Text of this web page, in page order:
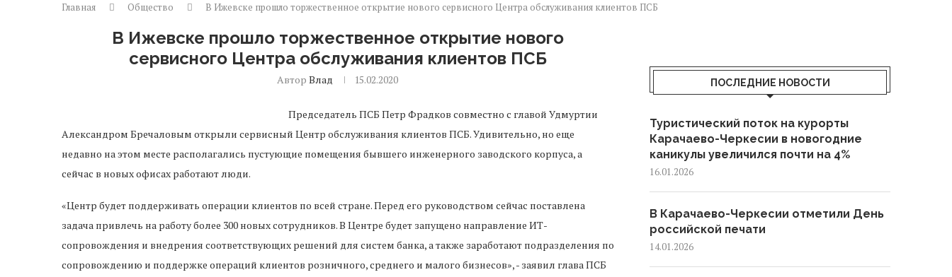
Главная Общество В Ижевске прошло торжественное открытие нового сервисного Центра обслуживания клиентов ПСБ
В Ижевске прошло торжественное открытие нового
сервисного Центра обслуживания клиентов ПСБ
АвторВлад 15.02.2020
Председатель ПСБ Петр Фрадков совместно с главой Удмуртии
Александром Бречаловым открыли сервисный Центр обслуживания клиентов ПСБ. Удивительно, но еще
недавно на этом месте располагались пустующие помещения бывшего инженерного заводского корпуса, а
сейчас в новых офисах работают люди.
«Центр будет поддерживать операции клиентов по всей стране. Перед его руководством сейчас поставлена
задача привлечь на работу более 300 новых сотрудников. В Центре будет запущено направление ИТ-
сопровождения и внедрения соответствующих решений для систем банка, а также заработают подразделения по
сопровождению и поддержке операций клиентов розничного, среднего и малого бизнесов», - заявил глава ПСБ
ПОСЛЕДНИЕ НОВОСТИ
Туристический поток на курорты
Карачаево-Черкесии в новогодние
каникулы увеличился почти на 4%
16.01.2026
В Карачаево-Черкесии отметили День
российской печати
14.01.2026